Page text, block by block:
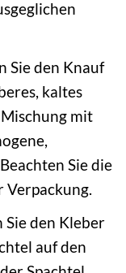
Sie den Knauf
kaltes
mit
Sie die
Verpackung.
Sie den Kleber
auf den